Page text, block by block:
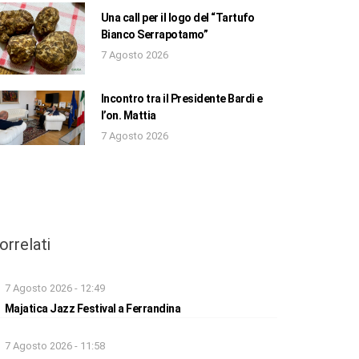
Una call per il logo del “Tartufo
Bianco Serrapotamo”
7 Agosto 2026
Incontro tra il Presidente Bardi e
l’on. Mattia
7 Agosto 2026
7 Agosto 2026 - 12:49
Majatica Jazz Festival a Ferrandina
7 Agosto 2026 - 11:58